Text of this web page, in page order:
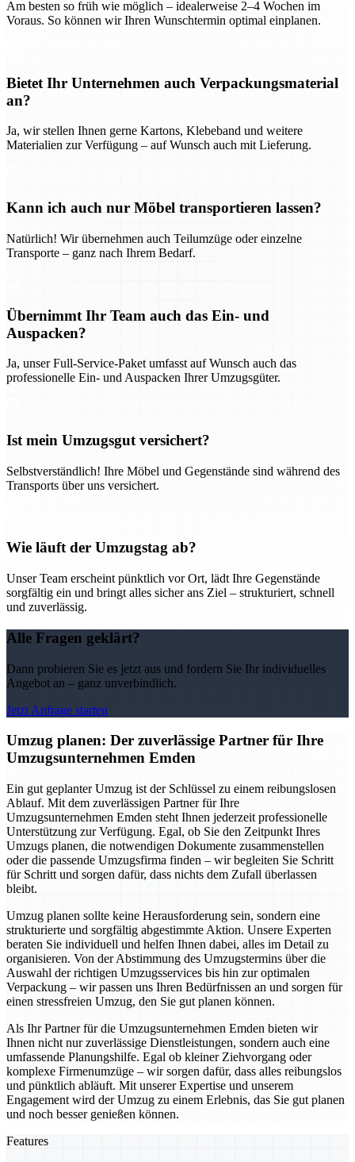
Am besten so früh wie möglich – idealerweise 2–4 Wochen im
Voraus. So können wir Ihren Wunschtermin optimal einplanen.
Bietet Ihr Unternehmen auch Verpackungsmaterial
an?
Ja, wir stellen Ihnen gerne Kartons, Klebeband und weitere
Materialien zur Verfügung – auf Wunsch auch mit Lieferung.
Kann ich auch nur Möbel transportieren lassen?
Natürlich! Wir übernehmen auch Teilumzüge oder einzelne
Transporte – ganz nach Ihrem Bedarf.
Übernimmt Ihr Team auch das Ein- und
Auspacken?
Ja, unser Full-Service-Paket umfasst auf Wunsch auch das
professionelle Ein- und Auspacken Ihrer Umzugsgüter.
Ist mein Umzugsgut versichert?
Selbstverständlich! Ihre Möbel und Gegenstände sind während des
Transports über uns versichert.
Wie läuft der Umzugstag ab?
Unser Team erscheint pünktlich vor Ort, lädt Ihre Gegenstände
sorgfältig ein und bringt alles sicher ans Ziel – strukturiert, schnell
und zuverlässig.
Alle Fragen geklärt?
Dann probieren Sie es jetzt aus und fordern Sie Ihr individuelles
Angebot an – ganz unverbindlich.
Jetzt Anfrage starten
Umzug planen: Der zuverlässige Partner für Ihre
Umzugsunternehmen Emden
Ein gut geplanter Umzug ist der Schlüssel zu einem reibungslosen
Ablauf. Mit dem zuverlässigen Partner für Ihre
Umzugsunternehmen Emden steht Ihnen jederzeit professionelle
Unterstützung zur Verfügung. Egal, ob Sie den Zeitpunkt Ihres
Umzugs planen, die notwendigen Dokumente zusammenstellen
oder die passende Umzugsfirma finden – wir begleiten Sie Schritt
für Schritt und sorgen dafür, dass nichts dem Zufall überlassen
bleibt.
Umzug planen sollte keine Herausforderung sein, sondern eine
strukturierte und sorgfältig abgestimmte Aktion. Unsere Experten
beraten Sie individuell und helfen Ihnen dabei, alles im Detail zu
organisieren. Von der Abstimmung des Umzugstermins über die
Auswahl der richtigen Umzugsservices bis hin zur optimalen
Verpackung – wir passen uns Ihren Bedürfnissen an und sorgen für
einen stressfreien Umzug, den Sie gut planen können.
Als Ihr Partner für die Umzugsunternehmen Emden bieten wir
Ihnen nicht nur zuverlässige Dienstleistungen, sondern auch eine
umfassende Planungshilfe. Egal ob kleiner Ziehvorgang oder
komplexe Firmenumzüge – wir sorgen dafür, dass alles reibungslos
und pünktlich abläuft. Mit unserer Expertise und unserem
Engagement wird der Umzug zu einem Erlebnis, das Sie gut planen
und noch besser genießen können.
Features